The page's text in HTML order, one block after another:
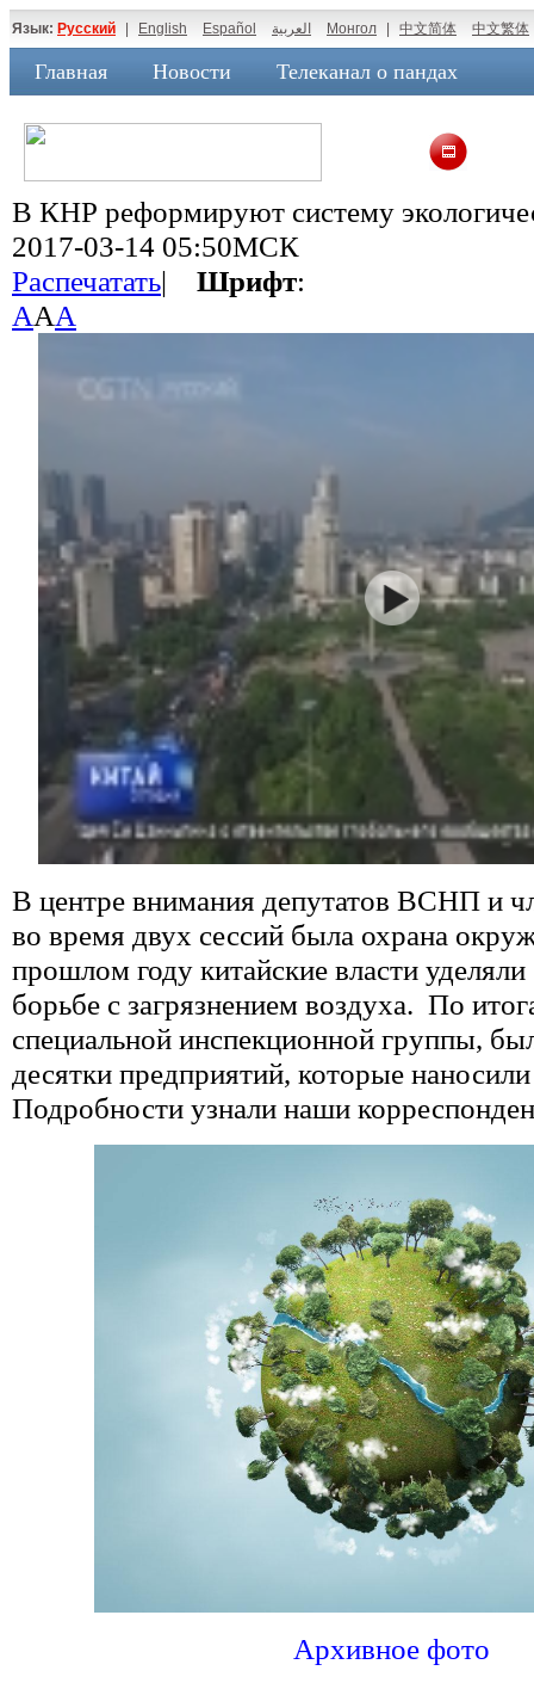
Язык: Русский English Español العربية Монгол 中文简体 中文繁体
Главная Новости Телеканал о пандах
В КНР реформируют систему
2017-03-14 05:50МСК
Распечатать| Шрифт:
AAA
В центре внимания депутатов ВСНП и
во время двух сессий была охрана
прошлом году китайские власти
борьбе с загрязнением воздуха. По
специальной инспекционной группы,
десятки предприятий, которые
Подробности узнали наши
Архивное фото